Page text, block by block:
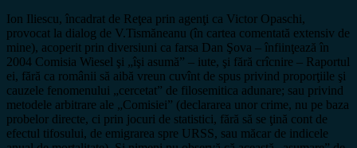
Ion Iliescu, încadrat de Reţea prin agenţi ca Victor Opaschi,
provocat la dialog de V.Tismăneanu (în cartea comentată extensiv de
mine), acoperit prin diversiuni ca farsa Dan Şova – înfiinţează în
2004 Comisia Wiesel şi „îşi asumă” – iute, şi fără crîcnire – Raportul
ei, fără ca românii să aibă vreun cuvînt de spus privind proporţiile şi
cauzele fenomenului „cercetat” de filosemitica adunare; sau privind
metodele arbitrare ale „Comisiei” (declararea unor crime, nu pe baza
probelor directe, ci prin jocuri de statistici, fără să se ţină cont de
efectul tifosului, de emigrarea spre URSS, sau măcar de indicele